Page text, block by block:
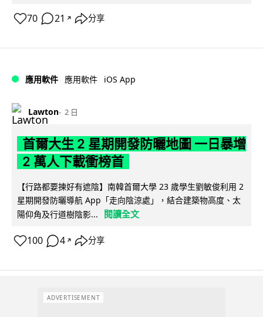
70 21 ↗ 分享
應用軟件 應用軟件 iOS App
Lawton 2 日
首爾大生 2 星期開發防曬地圖 一日暴增
2 萬人下載衝榜首
【行路都要揀好有遮陰】南韓首爾大學 23 歲學生劉敏俊利用 2
星期開發防曬導航 App「走向陰涼處」，結合建築物高度、太
陽仰角及行道樹陰影...
閱讀全文
100 4 ↗ 分享
ADVERTISEMENT